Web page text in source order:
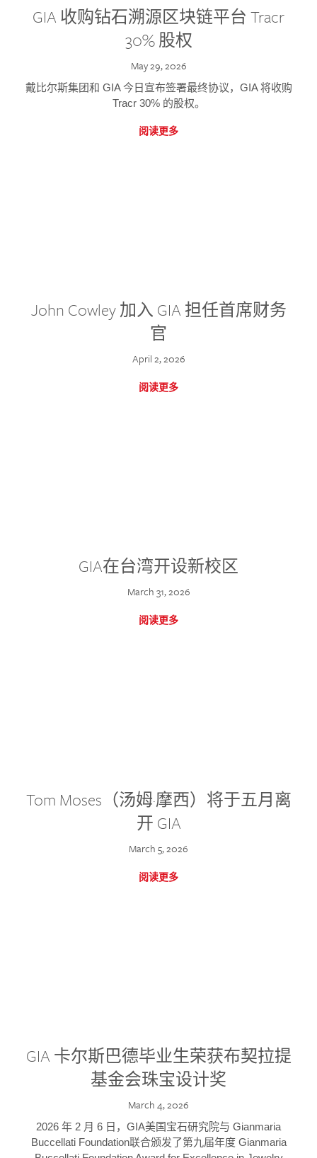
GIA 收购钻石溯源区块链平台 Tracr
30% 股权
May 29, 2026
戴比尔斯集团和 GIA 今日宣布签署最终协议，GIA 将收购
Tracr 30% 的股权。
阅读更多
John Cowley 加入 GIA 担任首席财务
官
April 2, 2026
阅读更多
GIA在台湾开设新校区
March 31, 2026
阅读更多
Tom Moses（汤姆·摩西）将于五月离
开 GIA
March 5, 2026
阅读更多
GIA 卡尔斯巴德毕业生荣获布契拉提
基金会珠宝设计奖
March 4, 2026
2026 年 2 月 6 日，GIA美国宝石研究院与 Gianmaria
Buccellati Foundation联合颁发了第九届年度 Gianmaria